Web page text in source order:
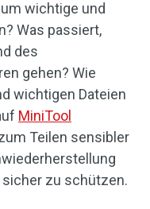
wichtige und
Was passiert,
des
gehen? Wie
wichtigen Dateien
MiniTool
Teilen sensibler
sicher zu schützen.